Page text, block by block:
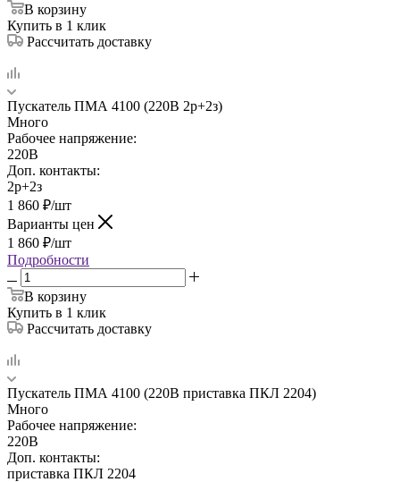
В корзину
Купить в 1 клик
Рассчитать доставку
Пускатель ПМА 4100 (220В 2р+2з)
Много
Рабочее напряжение:
220В
Доп. контакты:
2р+2з
1 860 ₽/шт
Варианты цен
1 860 ₽/шт
Подробности
В корзину
Купить в 1 клик
Рассчитать доставку
Пускатель ПМА 4100 (220В приставка ПКЛ 2204)
Много
Рабочее напряжение:
220В
Доп. контакты:
приставка ПКЛ 2204